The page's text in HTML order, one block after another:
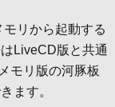
リから起動する
LiveCD版と共通
モリ版の河豚板
ます。